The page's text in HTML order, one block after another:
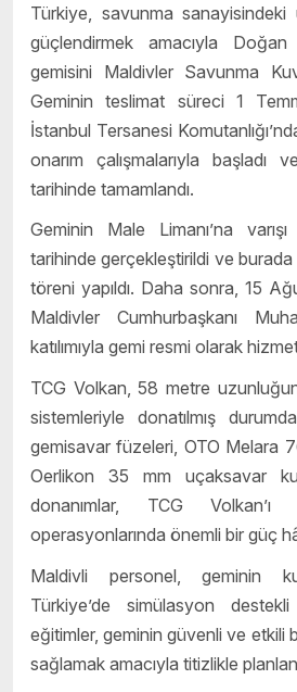
Türkiye, savunma sanayisindeki
güçlendirmek amacıyla Doğan
gemisini Maldivler Savunma
Geminin teslimat süreci 1
İstanbul Tersanesi
onarım çalışmalarıyla
tarihinde tamamlandı.
Geminin Male Limanı’na
tarihinde gerçekleştirildi ve burada
töreni yapıldı. Daha sonra, 15
Maldivler Cumhurbaşkanı
katılımıyla gemi resmi olarak
TCG Volkan, 58 metre
sistemleriyle donatılmış
gemisavar füzeleri, OTO Melara
Oerlikon 35 mm uçaksavar
donanımlar, TCG Volkan’ı
operasyonlarında önemli bir güç
Maldivli personel, geminin
Türkiye’de simülasyon
eğitimler, geminin güvenli ve etkili
sağlamak amacıyla titizlikle